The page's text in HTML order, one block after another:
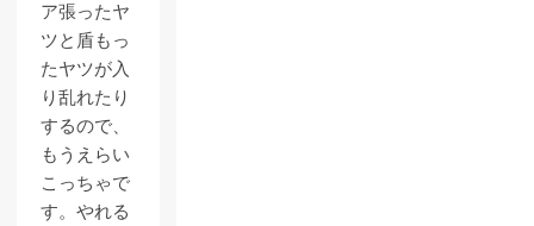
ア張ったヤ
ツと盾もっ
たヤツが入
り乱れたり
するので、
もうえらい
こっちゃで
す。やれる